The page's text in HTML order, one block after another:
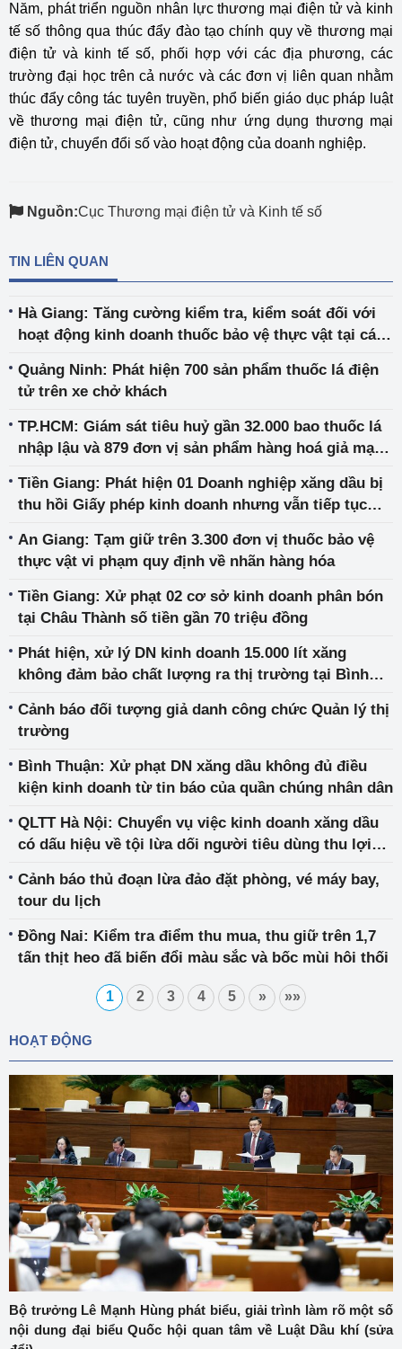
Năm, phát triển nguồn nhân lực thương mại điện tử và kinh
tế số thông qua thúc đẩy đào tạo chính quy về thương mại
điện tử và kinh tế số, phối hợp với các địa phương, các
trường đại học trên cả nước và các đơn vị liên quan nhằm
thúc đẩy công tác tuyên truyền, phổ biến giáo dục pháp luật
về thương mại điện tử, cũng như ứng dụng thương mại
điện tử, chuyển đổi số vào hoạt động của doanh nghiệp.
Nguồn:Cục Thương mại điện tử và Kinh tế số
TIN LIÊN QUAN
Hà Giang: Tăng cường kiểm tra, kiểm soát đối với
hoạt động kinh doanh thuốc bảo vệ thực vật tại các
Quảng Ninh: Phát hiện 700 sản phẩm thuốc lá điện
tử trên xe chở khách
TP.HCM: Giám sát tiêu huỷ gần 32.000 bao thuốc lá
nhập lậu và 879 đơn vị sản phẩm hàng hoá giả mạo
Tiền Giang: Phát hiện 01 Doanh nghiệp xăng dầu bị
thu hồi Giấy phép kinh doanh nhưng vẫn tiếp tục
An Giang: Tạm giữ trên 3.300 đơn vị thuốc bảo vệ
thực vật vi phạm quy định về nhãn hàng hóa
Tiền Giang: Xử phạt 02 cơ sở kinh doanh phân bón
tại Châu Thành số tiền gần 70 triệu đồng
Phát hiện, xử lý DN kinh doanh 15.000 lít xăng
không đảm bảo chất lượng ra thị trường tại Bình
Cảnh báo đối tượng giả danh công chức Quản lý thị
trường
Bình Thuận: Xử phạt DN xăng dầu không đủ điều
kiện kinh doanh từ tin báo của quần chúng nhân dân
QLTT Hà Nội: Chuyển vụ việc kinh doanh xăng dầu
có dấu hiệu về tội lừa dối người tiêu dùng thu lợi
Cảnh báo thủ đoạn lừa đảo đặt phòng, vé máy bay,
tour du lịch
Đồng Nai: Kiểm tra điểm thu mua, thu giữ trên 1,7
tấn thịt heo đã biến đổi màu sắc và bốc mùi hôi thối
1 2 3 4 5 » »»
HOẠT ĐỘNG
Bộ trưởng Lê Mạnh Hùng phát biểu, giải trình làm rõ một số
nội dung đại biểu Quốc hội quan tâm về Luật Dầu khí (sửa